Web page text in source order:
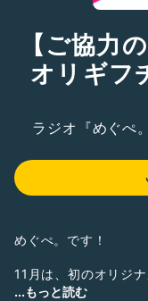
【ご協力
オリギフ
ラジオ『めぐぺ
めぐぺ。です！
11月は、初のオリジ
ぜひ、応援してくださ
...もっと読む